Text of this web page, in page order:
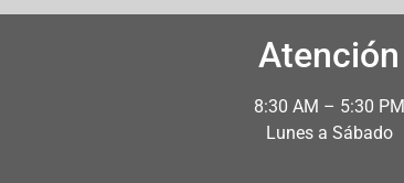
Atención
8:30 AM – 5:30 PM
Lunes a Sábado